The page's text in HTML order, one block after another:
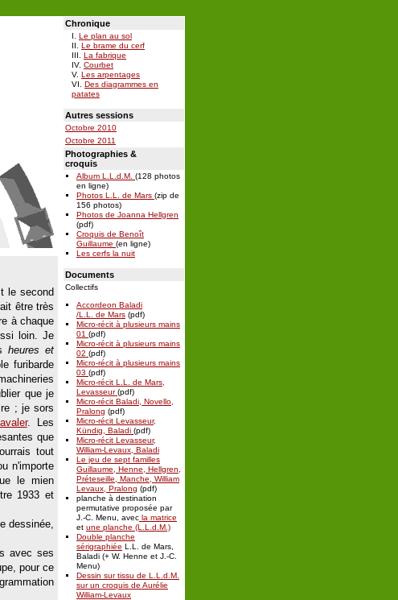
le second
être très
à chaque
loin. Je
heures et
furibarde
que je
; je sors
. Les
que
tout
n'importe
le mien
1933 et
dessinée,
avec ses
pour ce
Chronique
Le plan au sol
Le brame du cerf
La fabrique
Courbet
Les arpentages
Des diagrammes en
patates
Autres sessions
Octobre 2010
Octobre 2011
Photographies &
croquis
Album L.L.d.M. (128 photos
en ligne)
Photos L.L. de Mars (zip de
156 photos)
Photos de Joanna Hellgren
(pdf)
Croquis de Benoît
Guillaume (en ligne)
Les cerfs la nuit
Documents
Collectifs
Accordeon Baladi
/L.L. de Mars (pdf)
Micro-récit à plusieurs mains
01 (pdf)
Micro-récit à plusieurs mains
02 (pdf)
Micro-récit à plusieurs mains
03 (pdf)
Micro-récit L.L. de Mars,
Levasseur(pdf)
Micro-récit Baladi, Novello,
Pralong (pdf)
Micro-récit Levasseur,
Kündig, Baladi (pdf)
Micro-récit Levasseur,
William-Levaux, Baladi
Le jeu de sept familles
Guillaume, Henne, Hellgren,
Préteseille, Manche, William
Levaux, Pralong (pdf)
planche à destination
permutative proposée par
J.-C. Menu, avec la matrice
et une planche (L.L.d.M.)
Double planche
sérigraphiée L.L. de Mars,
Baladi (+ W. Henne et J.-C.
Menu)
Dessin sur tissu de L.L.d.M.
sur un croquis de Aurélie
William-Levaux